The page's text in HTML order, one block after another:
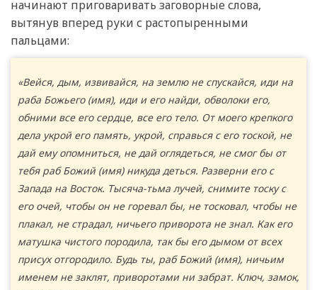
начинают приговаривать заговорные слова,
вытянув вперед руки с растопыренными
пальцами:
«Вейся, дым, извивайся, на землю не спускайся, иди на
раба Божьего (имя), иди и его найди, обволоки его,
обними все его сердце, все его тело. От моего крепкого
дела укрой его память, укрой, справься с его тоской, не
дай ему опомниться, не дай оглядеться, не смог бы от
тебя раб Божий (имя) никуда деться. Разверни его с
Запада на Восток. Тысяча-тьма лучей, снимите тоску с
его очей, чтобы он не горевал бы, не тосковал, чтобы не
плакал, не страдал, ничьего приворота не знал. Как его
матушка чистого породила, так бы его дымом от всех
присух отгородило. Будь ты, раб Божий (имя), ничьим
именем не заклят, приворотами ни забрат. Ключ, замок,